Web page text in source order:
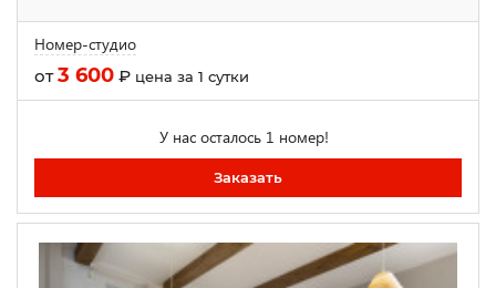
Номер-студио
от3 600 ₽ цена за 1 сутки
У нас осталось 1 номер!
Заказать